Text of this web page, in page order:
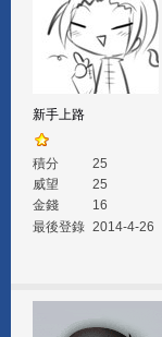
新手上路
積分
25
威望
25
金錢
16
最後登錄 2014-4-26